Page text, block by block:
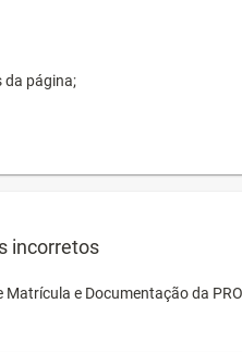
da página;
incorretos
e Documentação da